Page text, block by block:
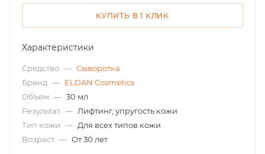
КУПИТЬ В 1 КЛИК
Характеристики
Средство — Сыворотка
Бренд — ELDAN Cosmetics
Объем — 30 мл
Результат — Лифтинг, упругость кожи
Тип кожи — Для всех типов кожи
Возраст — От 30 лет